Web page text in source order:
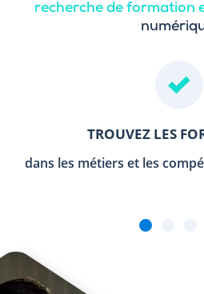
recherche de formation
TROUVEZ LES
dans les métiers et les